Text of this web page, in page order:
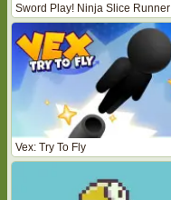
Sword Play! Ninja Slice Runner
Vex: Try To Fly